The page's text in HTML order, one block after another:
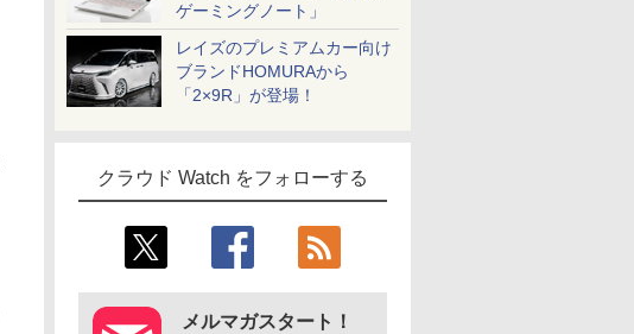
ゲーミングノート」
レイズのプレミアムカー向け
ブランドHOMURAから
「2×9R」が登場！
クラウド Watch をフォローする
メルマガスタート！